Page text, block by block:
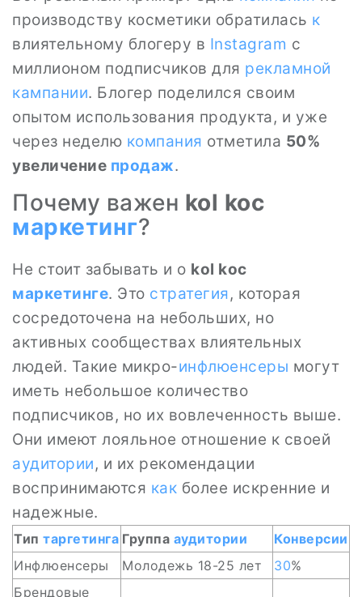
производству косметики обратилась к
влиятельному блогеру в Instagram с
миллионом подписчиков для рекламной
кампании. Блогер поделился своим
опытом использования продукта, и уже
через неделю компания отметила 50%
увеличение продаж.
Почему важен kol koc
маркетинг?
Не стоит забывать и о kol koc
маркетинге. Это стратегия, которая
сосредоточена на небольших, но
активных сообществах влиятельных
людей. Такие микро-инфлюенсеры могут
иметь небольшое количество
подписчиков, но их вовлеченность выше.
Они имеют лояльное отношение к своей
аудитории, и их рекомендации
воспринимаются как более искренние и
надежные.
Тип таргетинга Группа аудитории
Конверсии
Инфлюенсеры
Молодежь 18-25 лет 30%
Брендовые